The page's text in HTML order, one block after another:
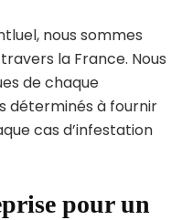
nous sommes
la France. Nous
de chaque
déterminés à fournir
cas d’infestation
pour un